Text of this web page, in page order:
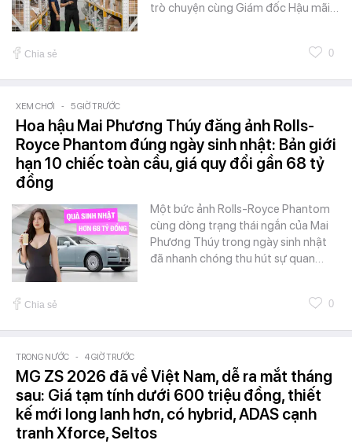
trò chuyện cùng Giám đốc Hậu mãi…
Chia sẻ 0
XEM CHƠI - 5 GIỜ TRƯỚC
Hoa hậu Mai Phương Thúy đăng ảnh Rolls-
Royce Phantom đúng ngày sinh nhật: Bản giới
hạn 10 chiếc toàn cầu, giá quy đổi gần 68 tỷ
đồng
Một bức ảnh Rolls-Royce Phantom
cùng dòng trạng thái ngắn của Mai
Phương Thúy trong ngày sinh nhật
đã nhanh chóng thu hút sự quan…
Chia sẻ 0
TRONG NƯỚC - 4 GIỜ TRƯỚC
MG ZS 2026 đã về Việt Nam, dễ ra mắt tháng
sau: Giá tạm tính dưới 600 triệu đồng, thiết
kế mới long lanh hơn, có hybrid, ADAS cạnh
tranh Xforce, Seltos